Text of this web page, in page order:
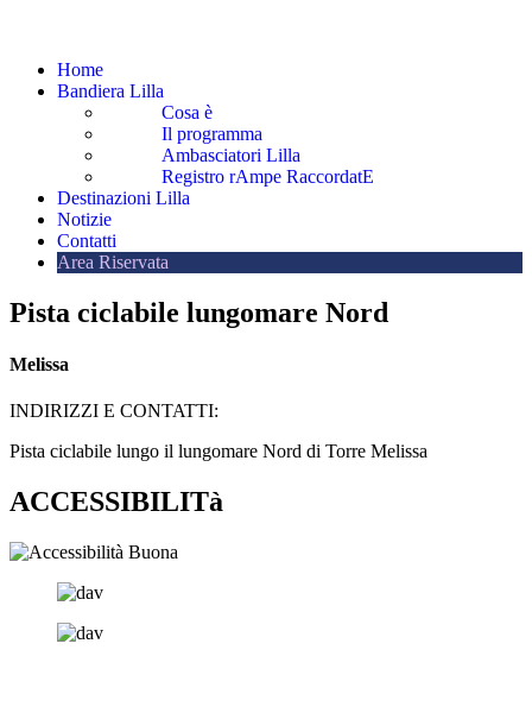
Home
Bandiera Lilla
Cosa è
Il programma
Ambasciatori Lilla
Registro rAmpe RaccordatE
Destinazioni Lilla
Notizie
Contatti
Area Riservata
Pista ciclabile lungomare Nord
Melissa
INDIRIZZI E CONTATTI:​
Pista ciclabile lungo il lungomare Nord di Torre Melissa
ACCESSIBILITà